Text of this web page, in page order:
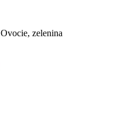
Ovocie, zelenina